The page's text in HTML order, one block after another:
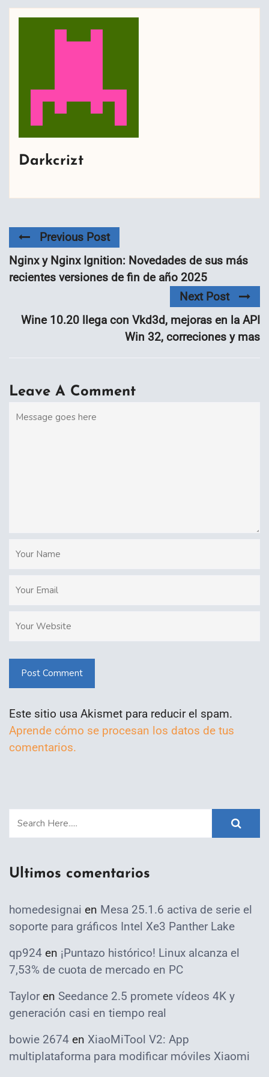
Darkcrizt
Previous Post
Nginx y Nginx Ignition: Novedades de sus más
recientes versiones de fin de año 2025
Next Post
Wine 10.20 llega con Vkd3d, mejoras en la API
Win 32, correciones y mas
Leave A Comment
Post Comment
Este sitio usa Akismet para reducir el spam.
Aprende cómo se procesan los datos de tus
comentarios.
Ultimos comentarios
homedesignai en Mesa 25.1.6 activa de serie el
soporte para gráficos Intel Xe3 Panther Lake
qp924 en ¡Puntazo histórico! Linux alcanza el
7,53% de cuota de mercado en PC
Taylor en Seedance 2.5 promete vídeos 4K y
generación casi en tiempo real
bowie 2674 en XiaoMiTool V2: App
multiplataforma para modificar móviles Xiaomi